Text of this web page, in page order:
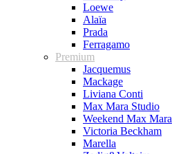
Loewe
Alaïa
Prada
Ferragamo
Premium
Jacquemus
Mackage
Liviana Conti
Max Mara Studio
Weekend Max Mara
Victoria Beckham
Marella